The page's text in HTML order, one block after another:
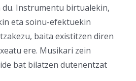
du. Instrumentu birtualekin,
eta soinu-efektuekin
baita existitzen diren
ere. Musikari zein
bat bilatzen dutenentzat